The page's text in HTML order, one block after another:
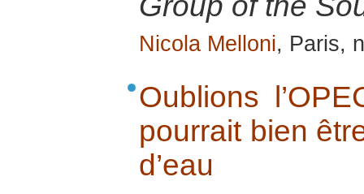
Nicola Melloni, Paris,
Oublions
pourrait bien
d’eau